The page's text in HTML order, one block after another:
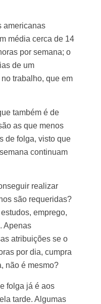
americanas
média cerca de 14
por semana; o
de um
trabalho, que em
também é de
as que menos
de folga, visto que
continuam
realizar
são requeridas?
emprego,
Apenas
atribuições se o
por dia, cumpra
não é mesmo?
folga já é aos
tarde. Algumas